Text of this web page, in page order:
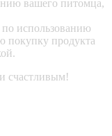
вашего питомца,
использованию
покупку продукта
счастливым!